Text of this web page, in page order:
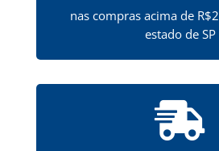
nas compras acima de
estado de SP
